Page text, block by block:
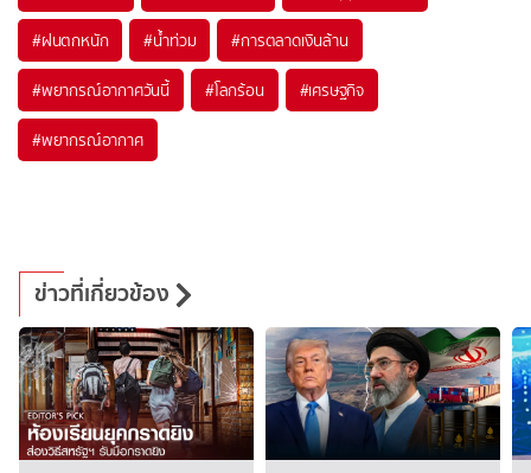
#ฝนตกหนัก #น้ำท่วม #การตลาดเงินล้าน
#พยากรณ์อากาศวันนี้ #โลกร้อน #เศรษฐกิจ
#พยากรณ์อากาศ
ข่าวที่เกี่ยวข้อง